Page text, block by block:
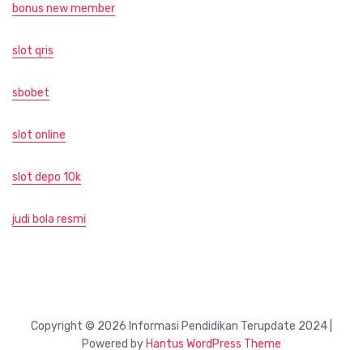
bonus new member
slot qris
sbobet
slot online
slot depo 10k
judi bola resmi
Copyright © 2026 Informasi Pendidikan Terupdate 2024 |
Powered by Hantus WordPress Theme